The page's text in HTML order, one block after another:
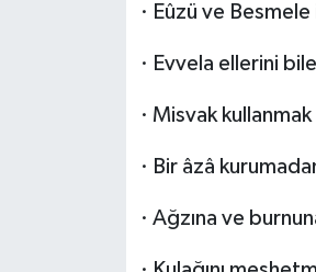
· Eûzü ve
· Evvela ellerini
· Misvak kullanmak
· Bir âzâ
· Ağzına ve